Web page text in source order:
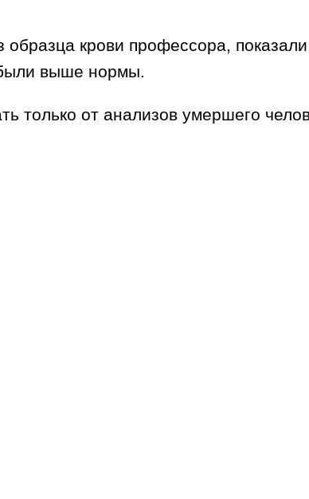
образца крови профессора,
выше нормы.
только от анализов умершего